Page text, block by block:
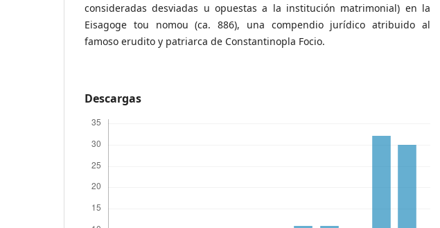
consideradas desviadas u opuestas a la institución matrimonial) en la
Eisagoge tou nomou (ca. 886), una compendio jurídico atribuido al
famoso erudito y patriarca de Constantinopla Focio.
Descargas